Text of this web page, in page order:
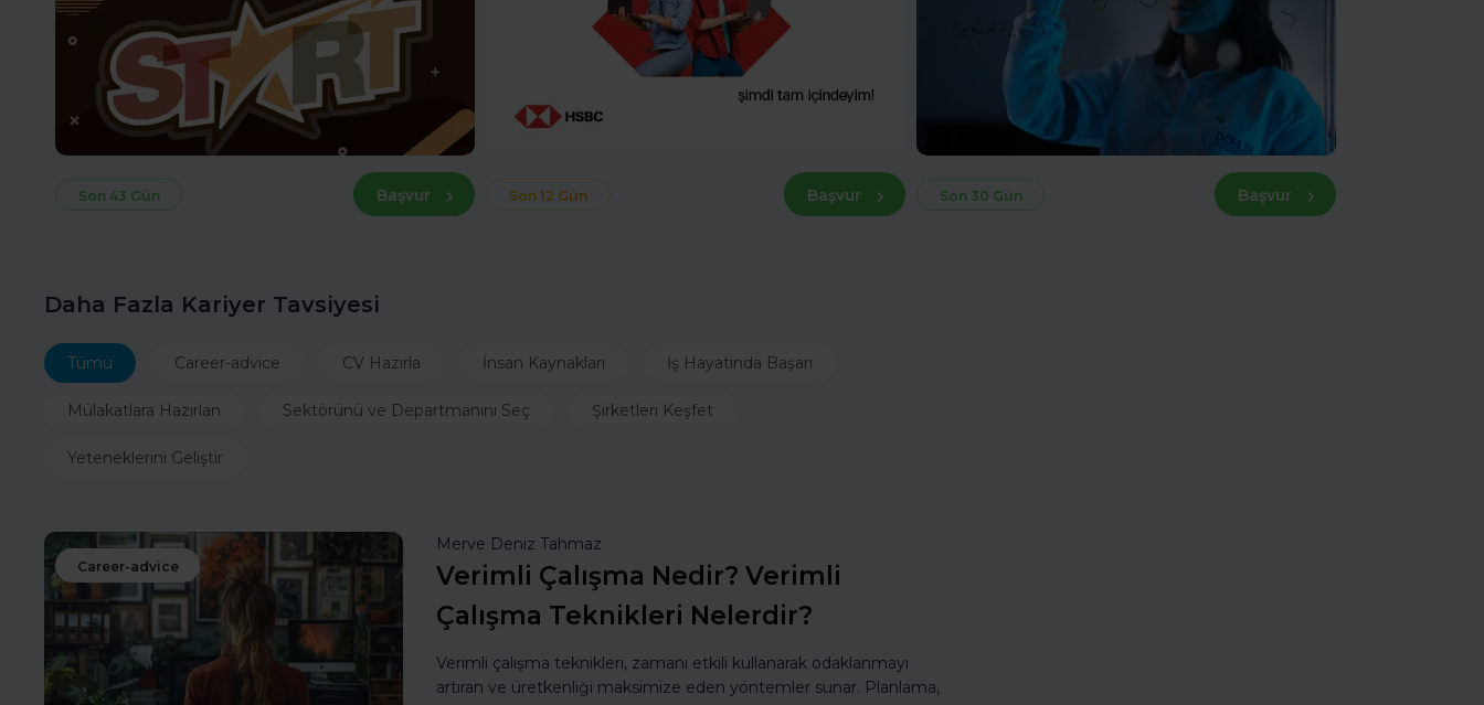
Son 43 Gün Başvur Son 12 Gün Başvur Son 30 Gün Başvur
Daha Fazla Kariyer Tavsiyesi
Tümü Career-advice CV Hazırla İnsan Kaynakları İş Hayatında Başarı
Mülakatlara Hazırlan Sektörünü ve Departmanını Seç Şirketleri Keşfet
Yeteneklerini Geliştir
Career-advice
Merve Deniz Tahmaz
Verimli Çalışma Nedir? Verimli
Çalışma Teknikleri Nelerdir?
Verimli çalışma teknikleri, zamanı etkili kullanarak odaklanmayı
artıran ve üretkenliği maksimize eden yöntemler sunar. Planlama,